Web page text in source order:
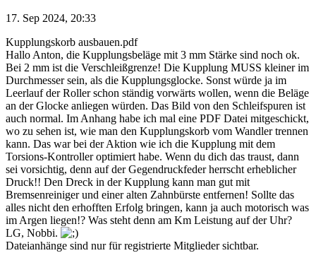
17. Sep 2024, 20:33
Kupplungskorb ausbauen.pdf
Hallo Anton, die Kupplungsbeläge mit 3 mm Stärke sind noch ok.
Bei 2 mm ist die Verschleißgrenze! Die Kupplung MUSS kleiner im
Durchmesser sein, als die Kupplungsglocke. Sonst würde ja im
Leerlauf der Roller schon ständig vorwärts wollen, wenn die Beläge
an der Glocke anliegen würden. Das Bild von den Schleifspuren ist
auch normal. Im Anhang habe ich mal eine PDF Datei mitgeschickt,
wo zu sehen ist, wie man den Kupplungskorb vom Wandler trennen
kann. Das war bei der Aktion wie ich die Kupplung mit dem
Torsions-Kontroller optimiert habe. Wenn du dich das traust, dann
sei vorsichtig, denn auf der Gegendruckfeder herrscht erheblicher
Druck!! Den Dreck in der Kupplung kann man gut mit
Bremsenreiniger und einer alten Zahnbürste entfernen! Sollte das
alles nicht den erhofften Erfolg bringen, kann ja auch motorisch was
im Argen liegen!? Was steht denn am Km Leistung auf der Uhr?
LG, Nobbi.
Dateianhänge sind nur für registrierte Mitglieder sichtbar.